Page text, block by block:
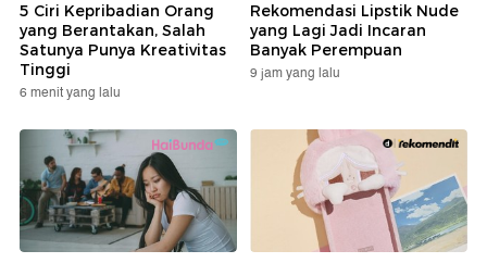
5 Ciri Kepribadian Orang
yang Berantakan, Salah
Satunya Punya Kreativitas
Tinggi
6 menit yang lalu
Rekomendasi Lipstik Nude
yang Lagi Jadi Incaran
Banyak Perempuan
9 jam yang lalu